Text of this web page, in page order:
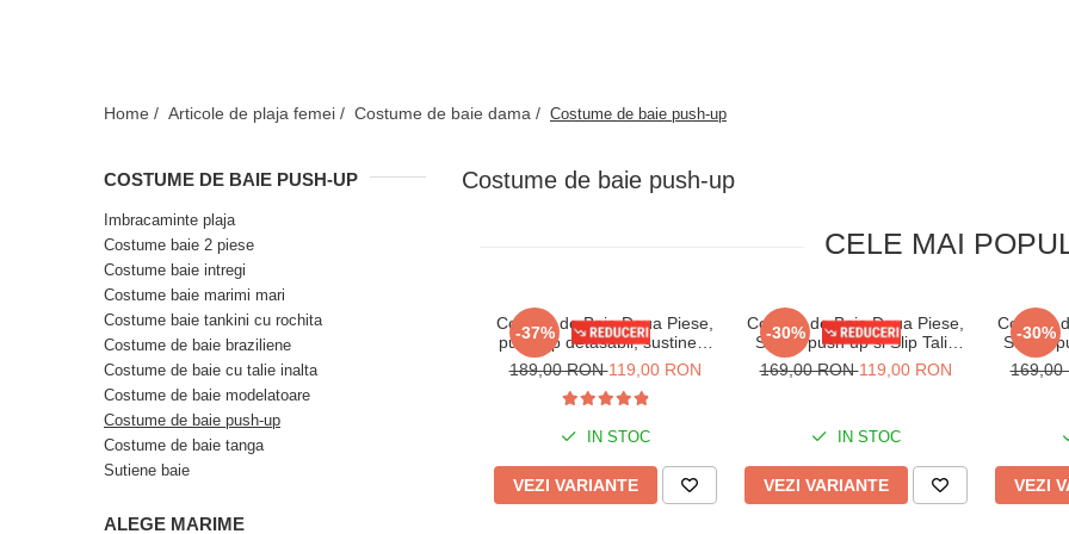
Genti plaja
Pijamale cocolino copii
Pijamale cuplu
Pijamale cocolino cuplu
Pijamale familie
Pijamale finet
Home / Articole de plaja femei / Costume de baie dama / Costume de baie push-up
Costume de baie push-up
COSTUME DE BAIE PUSH-UP
Imbracaminte plaja
Costume baie 2 piese
Costume baie intregi
Costume baie marimi mari
Costume baie tankini cu rochita
Costume de baie braziliene
Costume de baie cu talie inalta
Costume de baie modelatoare
Costume de baie push-up
Costume de baie tanga
Sutiene baie
ALEGE MARIME
CELE MAI
-37%
Costum de Baie Doua Piese,
push-up detasabil, sustinere
metalica sutien lm078
189,00 RON119,00 RON
IN STOC
VEZI VARIANTE
-30%
Costum de Baie Doua Piese,
Sutien push up si Slip Talie
Inalta lm070 verde
169,00 RON119,00 RON
IN STOC
VEZI VARIANTE
-30%
Costum
Sutien
raiat,
169,00
VEZI